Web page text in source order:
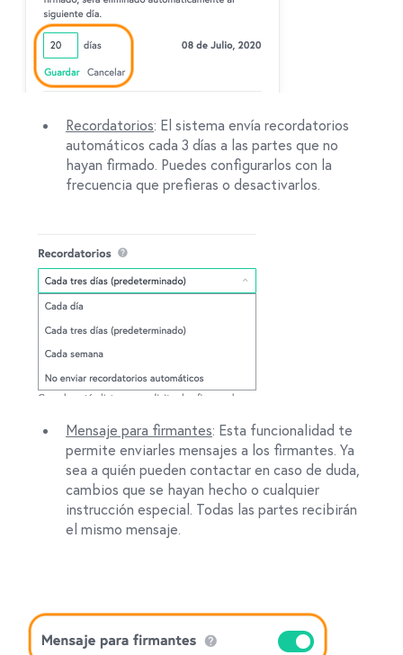
Recordatorios: El sistema envía recordatorios
automáticos cada 3 días a las partes que no
hayan firmado. Puedes configurarlos con la
frecuencia que prefieras o desactivarlos.
Mensaje para firmantes: Esta funcionalidad te
permite enviarles mensajes a los firmantes. Ya
sea a quién pueden contactar en caso de duda,
cambios que se hayan hecho o cualquier
instrucción especial. Todas las partes recibirán
el mismo mensaje.